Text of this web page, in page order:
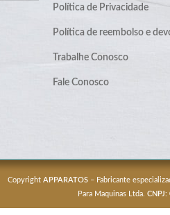
Política de Privacidade
Política de reembolso e
Trabalhe Conosco
Fale Conosco
Copyright APPARATOS – Fabricante
Para Maquinas Ltda. CNPJ: